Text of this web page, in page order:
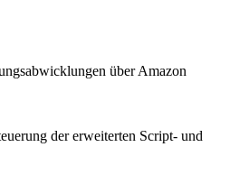
über Amazon
der erweiterten Script- und